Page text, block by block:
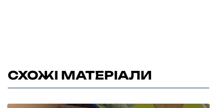
СХОЖІ МАТЕРІАЛИ